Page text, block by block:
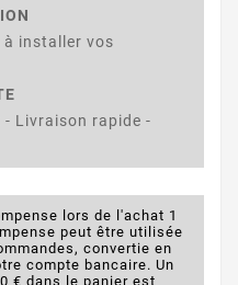
à installer vos
Livraison rapide -
lors de l'achat 1
peut être utilisée
convertie en
compte bancaire. Un
€ dans le panier est